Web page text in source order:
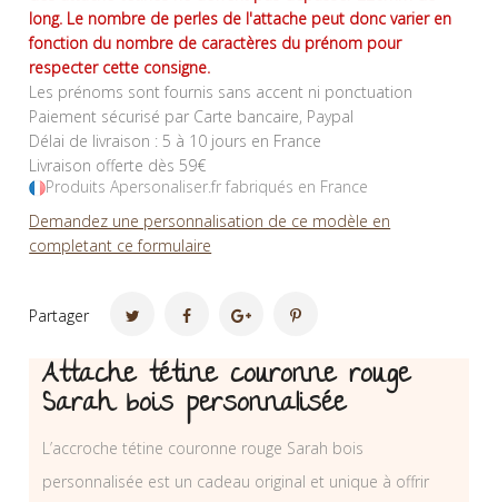
long. Le nombre de perles de l'attache peut donc varier en
fonction du nombre de caractères du prénom pour
respecter cette consigne.
Les prénoms sont fournis sans accent ni ponctuation
Paiement sécurisé par Carte bancaire, Paypal
Délai de livraison : 5 à 10 jours en France
Livraison offerte dès 59€
Produits Apersonaliser.fr fabriqués en France
Demandez une personnalisation de ce modèle en
completant ce formulaire
Partager
Attache tétine couronne rouge
Sarah bois personnalisée
L’accroche tétine couronne rouge Sarah bois
personnalisée est un cadeau original et unique à offrir